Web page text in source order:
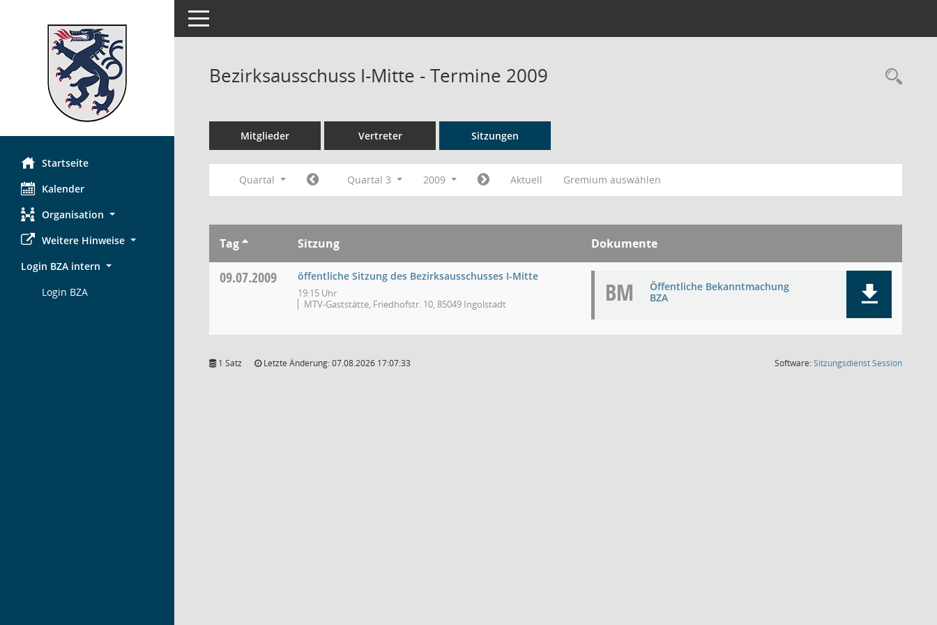
Startseite
Kalender
Organisation
Weitere Hinweise
Login BZA intern
Login BZA
Toggle navigation
Bezirksausschuss I-Mitte - Termine 2009
Mitglieder Vertreter Sitzungen
Quartal Quartal 3 2009 Aktuell Gremium auswählen
Tag Sitzung Dokumente
09.07.2009 öffentliche Sitzung des Bezirksausschusses I-Mitte
19:15 Uhr
MTV-Gaststätte, Friedhofstr. 10, 85049 Ingolstadt
BM
Öffentliche Bekanntmachung
BZA
1 Satz Letzte Änderung: 07.08.2026 17:07:33 Software:SitzungsdienstSession(Wird in